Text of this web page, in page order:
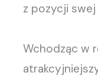
z pozycji
Wchodząc w